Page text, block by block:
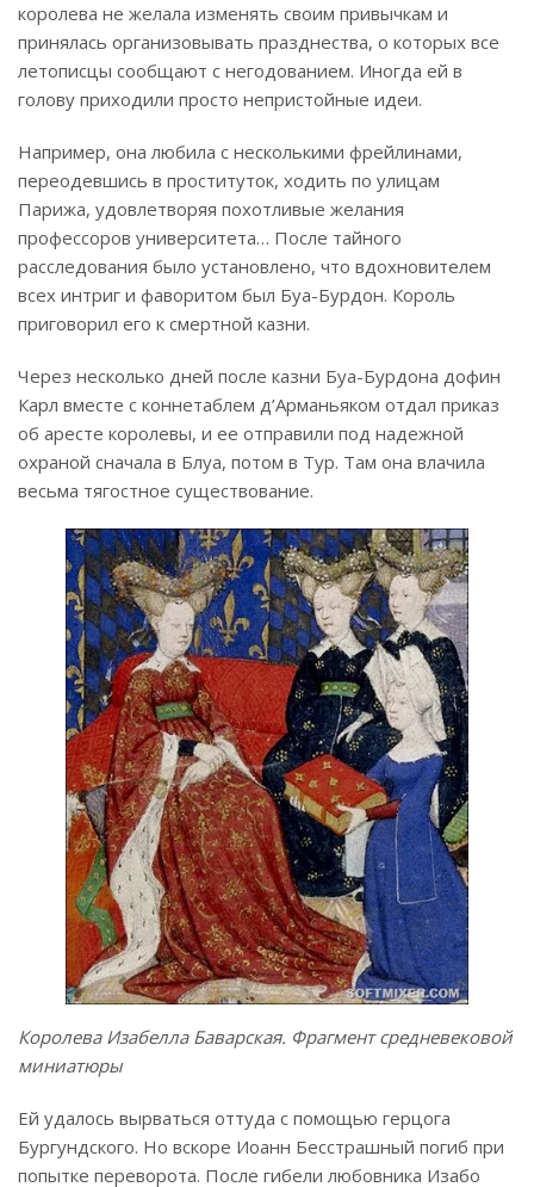
королева не желала изменять своим привычкам и
принялась организовывать празднества, о которых все
летописцы сообщают с негодованием. Иногда ей в
голову приходили просто непристойные идеи.
Например, она любила с несколькими фрейлинами,
переодевшись в проституток, ходить по улицам
Парижа, удовлетворяя похотливые желания
профессоров университета… После тайного
расследования было установлено, что вдохновителем
всех интриг и фаворитом был Буа-Бурдон. Король
приговорил его к смертной казни.
Через несколько дней после казни Буа-Бурдона дофин
Карл вместе с коннетаблем д’Арманьяком отдал приказ
об аресте королевы, и ее отправили под надежной
охраной сначала в Блуа, потом в Тур. Там она влачила
весьма тягостное существование.
Королева Изабелла Баварская. Фрагмент средневековой
миниатюры
Ей удалось вырваться оттуда с помощью герцога
Бургундского. Но вскоре Иоанн Бесстрашный погиб при
попытке переворота. После гибели любовника Изабо